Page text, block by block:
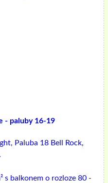
- paluby 16-19
Paluba 18 Bell Rock,
s balkonem o rozloze 80 -